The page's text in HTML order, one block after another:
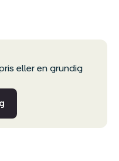
eller en grundig